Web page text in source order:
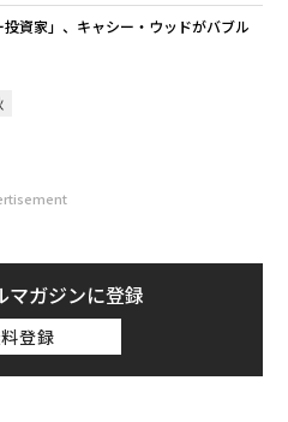
資家」、キャシー・ウッドがバブル
マガジンに登録
登録